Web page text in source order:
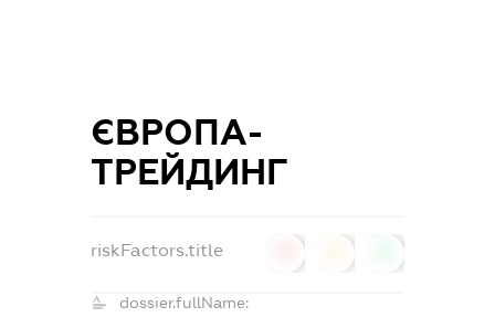
ЄВРОПА-
ТРЕЙДИНГ
riskFactors.title
dossier.fullName: